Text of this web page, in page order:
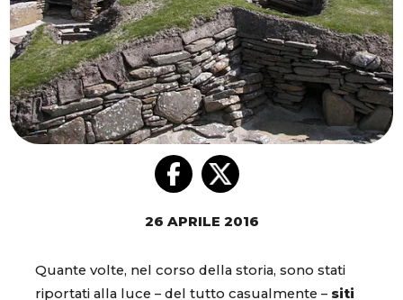
26 APRILE 2016
Quante volte, nel corso della storia, sono stati
riportati alla luce – del tutto casualmente – siti